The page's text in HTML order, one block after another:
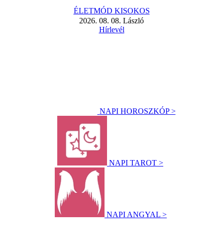
ÉLETMÓD KISOKOS
2026. 08. 08. László
Hírlevél
NAPI HOROSZKÓP >
NAPI TAROT >
NAPI ANGYAL >